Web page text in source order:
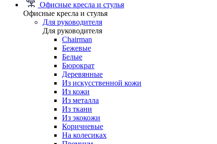
Офисные кресла и стулья
Офисные кресла и стулья
Для руководителя
Для руководителя
Chairman
Бежевые
Белые
Бюрократ
Деревянные
Из искусственной кожи
Из кожи
Из металла
Из ткани
Из экокожи
Коричневые
На колесиках